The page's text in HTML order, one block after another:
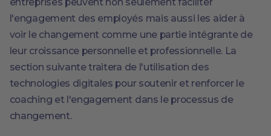
entreprises peuvent non seulement faciliter
l'engagement des employés mais aussi les aider à
voir le changement comme une partie intégrante de
leur croissance personnelle et professionnelle. La
section suivante traitera de l'utilisation des
technologies digitales pour soutenir et renforcer le
coaching et l'engagement dans le processus de
changement.